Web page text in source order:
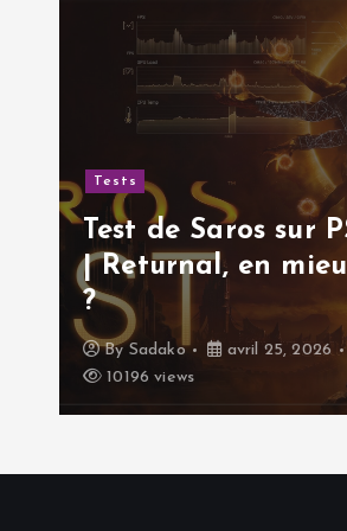
e
Tests
Test de Saros sur
| Returnal, en
?
By Sadako
avril 25, 2026
10196 views